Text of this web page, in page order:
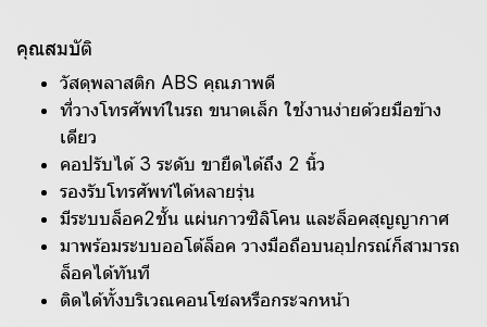
คุณสมบัติ
วัสดุพลาสติก ABS คุณภาพดี
ที่วางโทรศัพท์ในรถ ขนาดเล็ก ใช้งานง่ายด้วยมือข้าง
เดียว
คอปรับได้ 3 ระดับ ขายืดได้ถึง 2 นิ้ว
รองรับโทรศัพท์ได้หลายรุ่น
มีระบบล็อค2ชั้น แผ่นกาวซิลิโคน และล็อคสุญญากาศ
มาพร้อมระบบออโต้ล็อค วางมือถือบนอุปกรณ์ก็สามารถ
ล็อคได้ทันที
ติดได้ทั้งบริเวณคอนโซลหรือกระจกหน้า